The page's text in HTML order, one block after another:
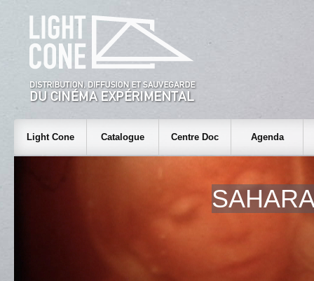
Light Cone Catalogue Centre Doc Agenda